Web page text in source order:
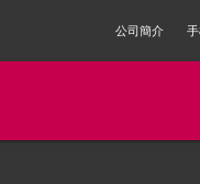
公司簡介